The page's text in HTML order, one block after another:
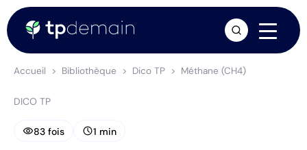
Accueil Bibliothèque Dico TP Méthane (CH4)
DICO TP
visibility83 fois schedule1 min
arrow_forward